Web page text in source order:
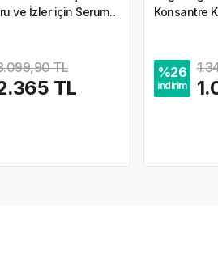
ve İzler için Serum
TL
TL
Konsantre
%26
indirim